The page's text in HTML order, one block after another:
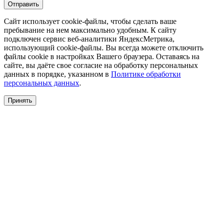
Отправить
Сайт использует cookie-файлы, чтобы сделать ваше
пребывание на нем максимально удобным. К cайту
подключен сервис веб-аналитики ЯндексМетрика,
использующий cookie-файлы. Вы всегда можете отключить
файлы cookie в настройках Вашего браузера. Оставаясь на
сайте, вы даёте свое согласие на обработку персональных
данных в порядке, указанном в Политике обработки
персональных данных.
Принять